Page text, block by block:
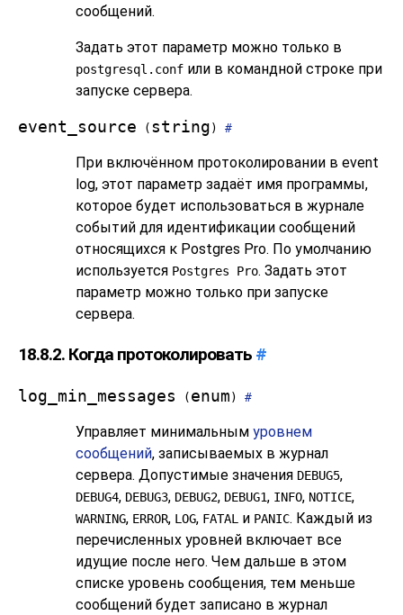
сообщений.
Задать этот параметр можно только в
postgresql.conf или в командной строке при
запуске сервера.
event_source ( string ) #
При включённом протоколировании в event
log, этот параметр задаёт имя программы,
которое будет использоваться в журнале
событий для идентификации сообщений
относящихся к Postgres Pro. По умолчанию
используется Postgres Pro. Задать этот
параметр можно только при запуске
сервера.
18.8.2. Когда протоколировать #
log_min_messages ( enum ) #
Управляет минимальным уровнем
сообщений, записываемых в журнал
сервера. Допустимые значения DEBUG5,
DEBUG4, DEBUG3, DEBUG2, DEBUG1, INFO, NOTICE,
WARNING, ERROR, LOG, FATAL и PANIC. Каждый из
перечисленных уровней включает все
идущие после него. Чем дальше в этом
списке уровень сообщения, тем меньше
сообщений будет записано в журнал